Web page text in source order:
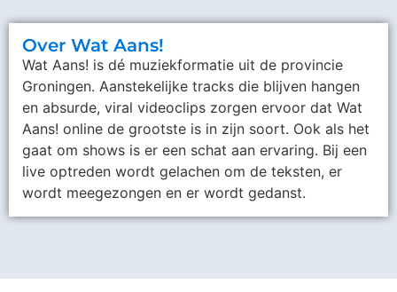
Over Wat Aans!
Wat Aans! is dé muziekformatie uit de provincie
Groningen. Aanstekelijke tracks die blijven hangen
en absurde, viral videoclips zorgen ervoor dat Wat
Aans! online de grootste is in zijn soort. Ook als het
gaat om shows is er een schat aan ervaring. Bij een
live optreden wordt gelachen om de teksten, er
wordt meegezongen en er wordt gedanst.